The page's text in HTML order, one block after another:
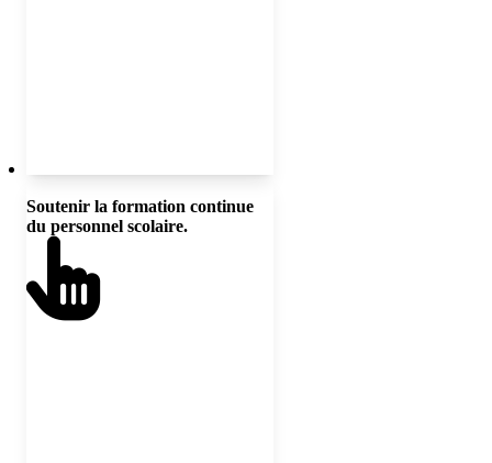
Soutenir la formation continue
du personnel scolaire.
Les leaders doivent s’assurer que
les membres du personnel
reçoivent une formation pertinente
en pédagogie sensible et adaptée à